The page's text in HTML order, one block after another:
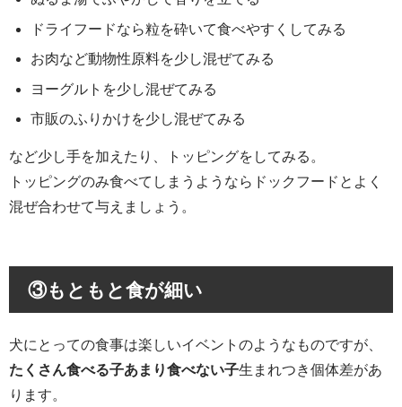
ドライフードなら粒を砕いて食べやすくしてみる
お肉など動物性原料を少し混ぜてみる
ヨーグルトを少し混ぜてみる
市販のふりかけを少し混ぜてみる
など少し手を加えたり、トッピングをしてみる。
トッピングのみ食べてしまうようならドックフードとよく
混ぜ合わせて与えましょう。
③もともと食が細い
犬にとっての食事は楽しいイベントのようなものですが、
たくさん食べる子あまり食べない子生まれつき個体差があ
ります。